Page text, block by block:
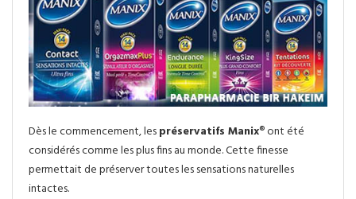
Dès le commencement, lespréservatifs Manix® ont été
considérés comme les plus fins au monde. Cette finesse
permettait de préserver toutes les sensations naturelles
intactes.